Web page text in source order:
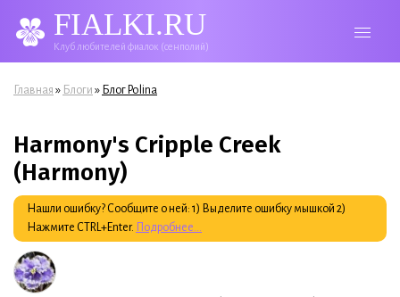
FIALKI.RU
Клуб любителей фиалок (сенполий)
Вы здесь
Главная » Блоги » Блог Polina
Harmony's Cripple Creek
(Harmony)
Нашли ошибку? Сообщите о ней: 1) Выделите ошибку мышкой 2)
Нажмите CTRL+Enter. Подробнее...